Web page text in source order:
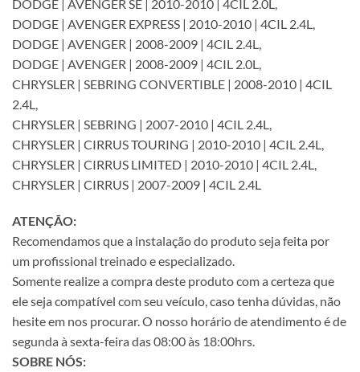
DODGE | AVENGER SE | 2010-2010 | 4CIL 2.0L,
DODGE | AVENGER EXPRESS | 2010-2010 | 4CIL 2.4L,
DODGE | AVENGER | 2008-2009 | 4CIL 2.4L,
DODGE | AVENGER | 2008-2009 | 4CIL 2.0L,
CHRYSLER | SEBRING CONVERTIBLE | 2008-2010 | 4CIL
2.4L,
CHRYSLER | SEBRING | 2007-2010 | 4CIL 2.4L,
CHRYSLER | CIRRUS TOURING | 2010-2010 | 4CIL 2.4L,
CHRYSLER | CIRRUS LIMITED | 2010-2010 | 4CIL 2.4L,
CHRYSLER | CIRRUS | 2007-2009 | 4CIL 2.4L
ATENÇÃO:
Recomendamos que a instalação do produto seja feita por
um profissional treinado e especializado.
Somente realize a compra deste produto com a certeza que
ele seja compatível com seu veículo, caso tenha dúvidas, não
hesite em nos procurar. O nosso horário de atendimento é de
segunda à sexta-feira das 08:00 às 18:00hrs.
SOBRE NÓS: